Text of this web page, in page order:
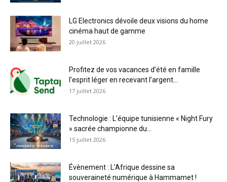
LG Electronics dévoile deux visions du home
cinéma haut de gamme
20 juillet 2026
Profitez de vos vacances d’été en famille
l’esprit léger en recevant l’argent...
17 juillet 2026
Technologie : L’équipe tunisienne « Night Fury
» sacrée championne du...
15 juillet 2026
Évènement : L’Afrique dessine sa
souveraineté numérique à Hammamet !